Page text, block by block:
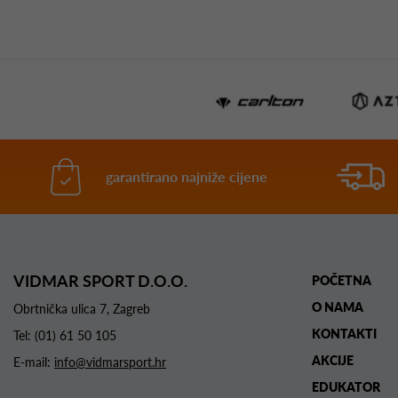
garantirano najniže cijene
VIDMAR SPORT D.O.O.
Obrtnička ulica 7, Zagreb
Tel: (01) 61 50 105
E-mail: info@vidmarsport.hr
POČETNA
O NAMA
KONTAKTI
AKCIJE
EDUKATOR